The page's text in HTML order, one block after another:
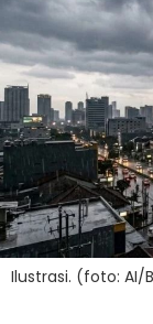
Ilustrasi. (foto: AI/